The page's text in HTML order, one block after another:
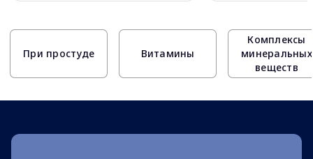
При простуде Витамины
Комплексы
минеральных
веществ